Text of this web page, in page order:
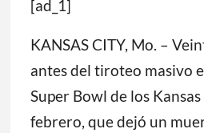
[ad_1]
KANSAS CITY, Mo. –
antes del tiroteo masivo
Super Bowl de los
febrero, que dejó un